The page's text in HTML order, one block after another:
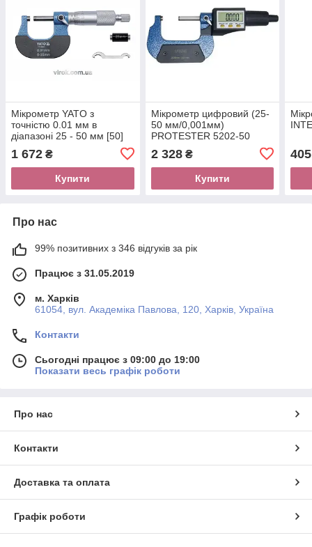
Мікрометр YATO з
точністю 0.01 мм в
діапазоні 25 - 50 мм [50]
1 672 ₴
Купити
Мікрометр цифровий (25-
50 мм/0,001мм)
PROTESTER 5202-50
2 328₴
Купити
405
Про нас
99% позитивних з 346 відгуків за рік
Працює з 31.05.2019
м. Харків
61054, вул. Академіка Павлова, 120, Харків, Україна
Контакти
Сьогодні працює з 09:00 до 19:00
Показати весь графік роботи
Про нас
Контакти
Доставка та оплата
Графік роботи